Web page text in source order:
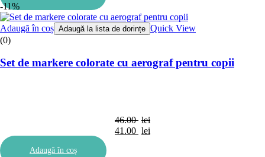
190.00 lei.
171.00 lei.
-11%
Adaugă în coș Adaugă la lista de dorințe Quick View
(0)
Set de markere colorate cu aerograf pentru copii
46.00 lei
Prețul
41.00 lei
Adaugă în coș